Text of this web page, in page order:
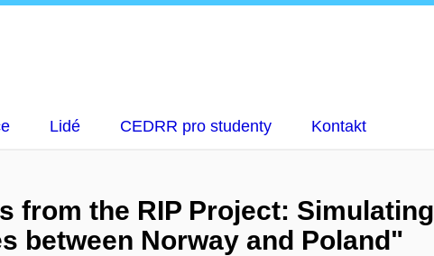
Lidé CEDRR pro studenty Kontakt
from the RIP Project: Simulating
between Norway and Poland"